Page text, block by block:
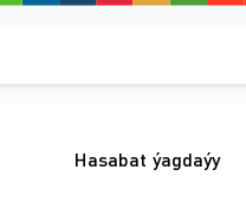
Hasabat ýagdaýy